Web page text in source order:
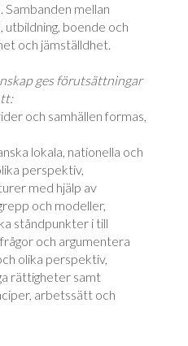
Sambanden mellan
utbildning, boende och
och jämställdhet.
ges förutsättningar
och samhällen formas,
lokala, nationella och
perspektiv,
med hjälp av
och modeller,
ståndpunkter i till
och argumentera
olika perspektiv,
rättigheter samt
arbetssätt och